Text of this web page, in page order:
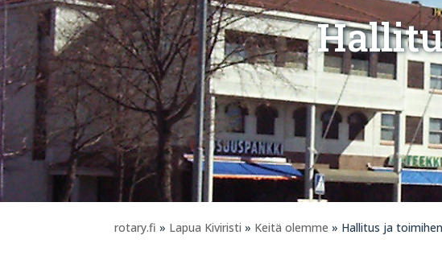
rotary.fi » Lapua Kiviristi » Keitä olemme » Hallitus ja